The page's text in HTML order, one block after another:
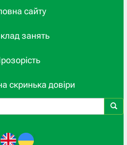
сайту
занять
скринька довіри